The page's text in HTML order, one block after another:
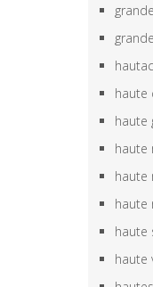
grande
haute
haute
haute
haute
haute
haute
haute